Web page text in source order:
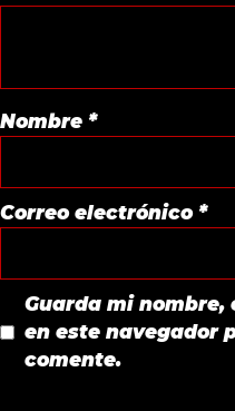
Nombre *
Correo electrónico *
Guarda mi
en este navegador
comente.